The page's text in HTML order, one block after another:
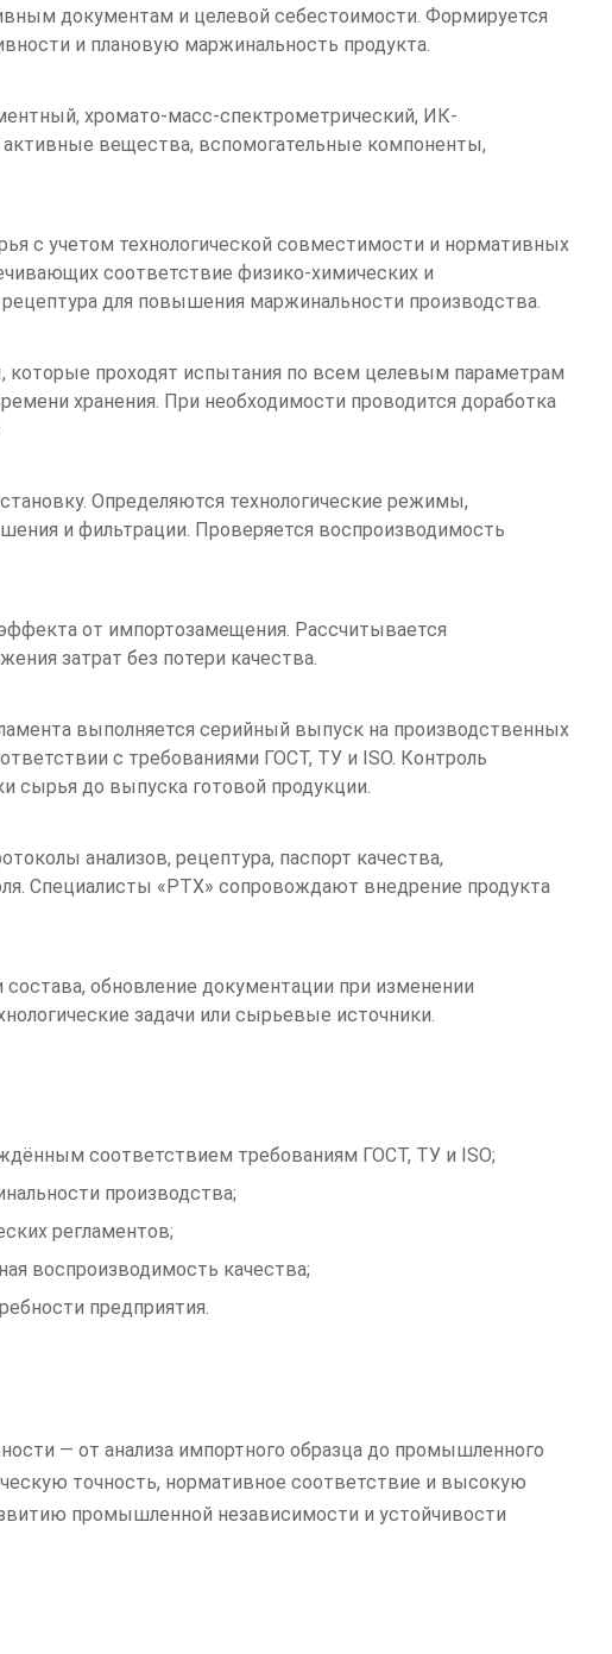
документам и целевой себестоимости. Формируется
и плановую маржинальность продукта.
хромато-масс-спектрометрический, ИК-
вещества, вспомогательные компоненты,
с учетом технологической совместимости и нормативных
соответствие физико-химических и
для повышения маржинальности производства.
которые проходят испытания по всем целевым параметрам
хранения. При необходимости проводится доработка
Определяются технологические режимы,
и фильтрации. Проверяется воспроизводимость
от импортозамещения. Рассчитывается
затрат без потери качества.
выполняется серийный выпуск на производственных
с требованиями ГОСТ, ТУ и ISO. Контроль
сырья до выпуска готовой продукции.
анализов, рецептура, паспорт качества,
Специалисты «РТХ» сопровождают внедрение продукта
обновление документации при изменении
задачи или сырьевые источники.
соответствием требованиям ГОСТ, ТУ и ISO;
производства;
регламентов;
воспроизводимость качества;
предприятия.
— от анализа импортного образца до промышленного
точность, нормативное соответствие и высокую
промышленной независимости и устойчивости